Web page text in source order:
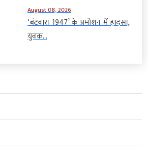
August 08, 2026
‘बंटवारा 1947’ के प्रमोशन में हादसा,
युवक...